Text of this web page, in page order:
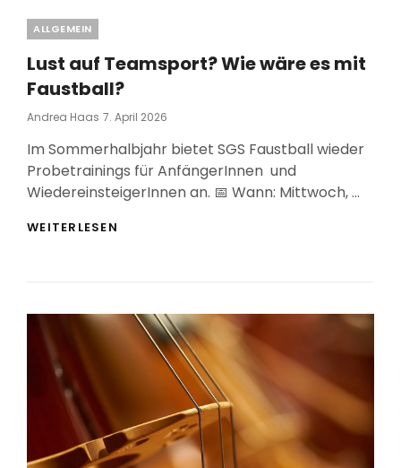
Categories
ALLGEMEIN
Lust auf Teamsport? Wie wäre es mit
Faustball?
Andrea Haas Posted
7. April 2026
Im Sommerhalbjahr bietet SGS Faustball wieder
Probetrainings für AnfängerInnen und
WiedereinsteigerInnen an. 📅 Wann: Mittwoch, …
WEITERLESEN
MIT
FAUSTBALL?